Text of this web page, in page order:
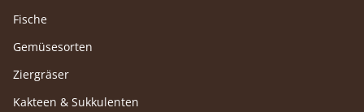
Fische
Gemüsesorten
Ziergräser
Kakteen & Sukkulenten